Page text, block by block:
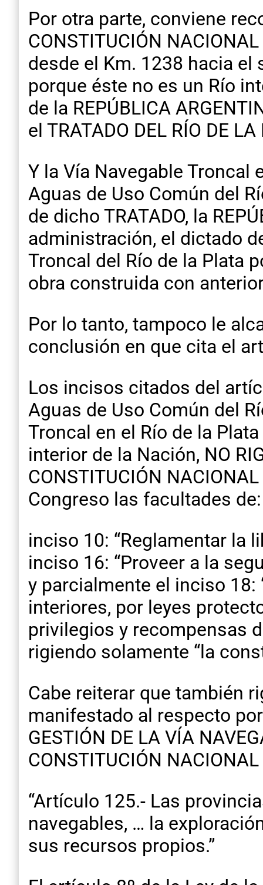
Por otra parte, conviene
CONSTITUCIÓN
desde el Km. 1238 hacia el
porque éste no es un Río
de la REPÚBLICA
el TRATADO DEL RÍO DE
Y la Vía Navegable Troncal
Aguas de Uso Común del
de dicho TRATADO, la
administración, el dictado
Troncal del Río de la Plata
obra construida con
Por lo tanto, tampoco le
conclusión en que cita el
Los incisos citados del
Aguas de Uso Común del
Troncal en el Río de la
interior de la Nación, NO
CONSTITUCIÓN
Congreso las facultades de:
inciso 10: “Reglamentar la
inciso 16: “Proveer a la
y parcialmente el inciso
interiores, por leyes
privilegios y recompensas
rigiendo solamente “la
Cabe reiterar que también
manifestado al respecto
GESTIÓN DE LA VÍA
CONSTITUCIÓN
“Artículo 125.- Las
navegables, … la
sus recursos propios.”